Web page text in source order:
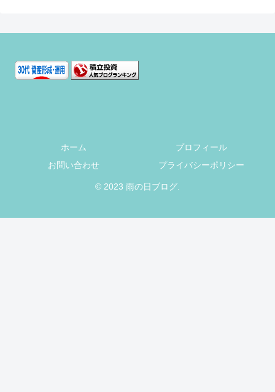
ホーム
プロフィール
お問い合わせ
プライバシーポリシー
© 2023 雨の日ブログ.